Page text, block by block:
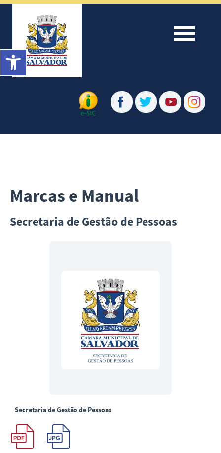
Menu
Marcas e Manual
Secretaria de Gestão de Pessoas
Secretaria de Gestão de Pessoas
Barra de Ferramentas Aberta